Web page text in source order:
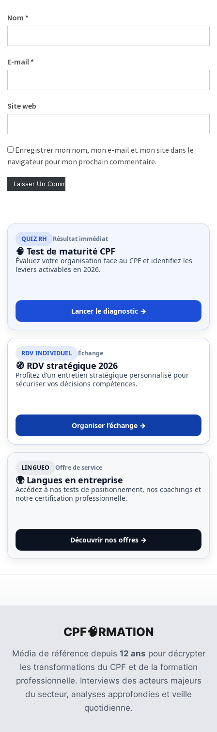
Nom *
E-mail *
Site web
Enregistrer mon nom, mon e-mail et mon site dans le
navigateur pour mon prochain commentaire.
QUIZ RH Résultat immédiat
🧠 Test de maturité CPF
Évaluez votre organisation face au CPF et identifiez les
leviers activables en 2026.
Lancer le diagnostic →
RDV INDIVIDUEL Échange
🧭 RDV stratégique 2026
Profitez d’un entretien stratégique personnalisé pour
sécuriser vos décisions compétences.
Organiser l’échange →
LINGUEO Offre de service
🌍 Langues en entreprise
Accédez à nos tests de positionnement, nos coachings et
notre certification professionnelle.
Découvrir nos offres →
CPF🧠RMATION
Média de référence depuis 12 ans pour décrypter
les transformations du CPF et de la formation
professionnelle. Interviews des acteurs majeurs
du secteur, analyses approfondies et veille
quotidienne.